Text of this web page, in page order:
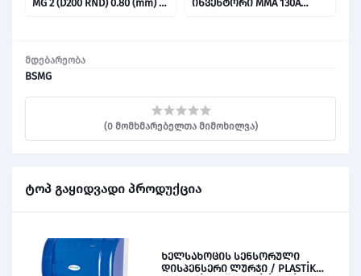
მდებარეობა
BSMG
(0 მომხმარებელთა მიმოხილვა)
ტოპ გაყიდვადი პროდუქცია
ხელსახოცის სენსორული
დისპენსერი ლურჯი / PLASTİK
MG 2 (D200 RND) 0.80 (mm) -
ინვენტორი MMA 130A